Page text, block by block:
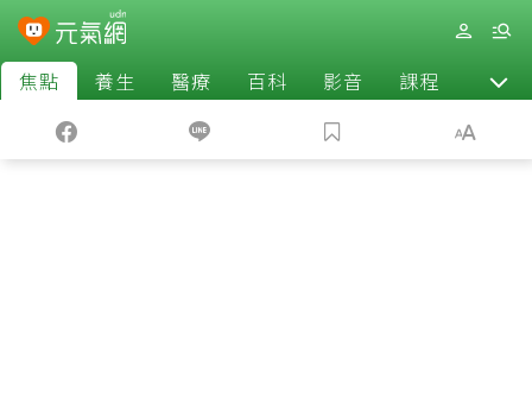
焦點 養生 醫療 百科 影音 課程 退休